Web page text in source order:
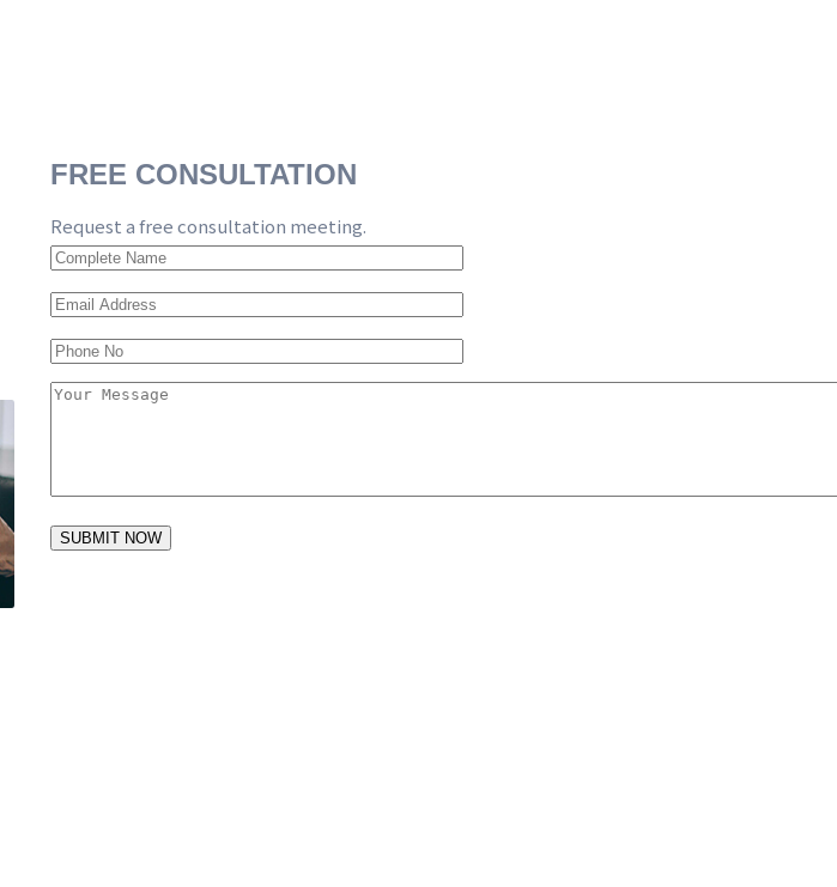
FREE CONSULTATION
Request a free consultation meeting.